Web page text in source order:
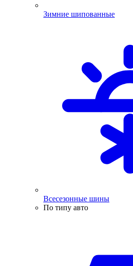
Зимние шипованные
Всесезонные шины
По типу авто